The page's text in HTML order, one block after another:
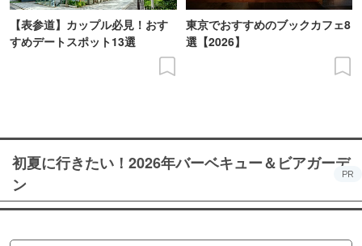
【表参道】カップル必見！おす
すめデートスポット13選
東京でおすすめのブックカフェ8
選【2026】
初夏に行きたい！2026年バーベキュー＆ビアガーデ
ン
PR